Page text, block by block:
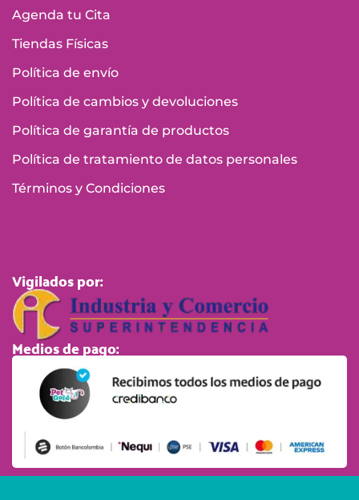
Agenda tu Cita
Tiendas Físicas
Política de envío
Política de cambios y devoluciones
Política de garantía de productos
Política de tratamiento de datos personales
Términos y Condiciones
Vigilados por:
Medios de pago: